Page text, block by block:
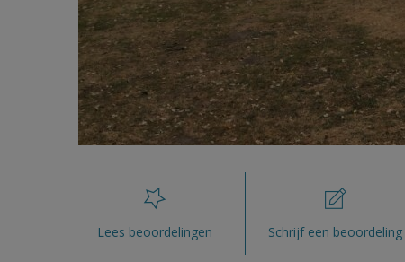
Lees beoordelingen Schrijf een beoordeling